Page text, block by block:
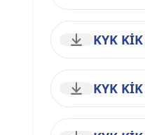
KYK
KYK